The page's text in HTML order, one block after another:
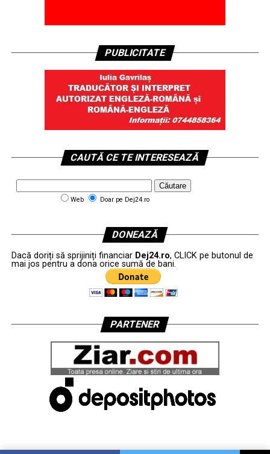
PUBLICITATE
CAUTĂ CE TE INTERESEAZĂ
Web Doar pe Dej24.ro
DONEAZĂ
Dacă doriți să sprijiniți financiar Dej24.ro, CLICK pe butonul de
mai jos pentru a dona orice sumă de bani.
PARTENER